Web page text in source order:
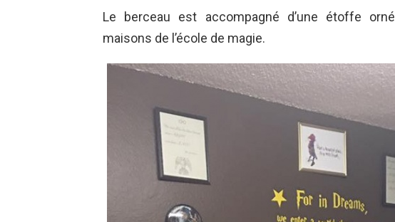
Le berceau est accompagné d’une étoffe
maisons de l’école de magie.